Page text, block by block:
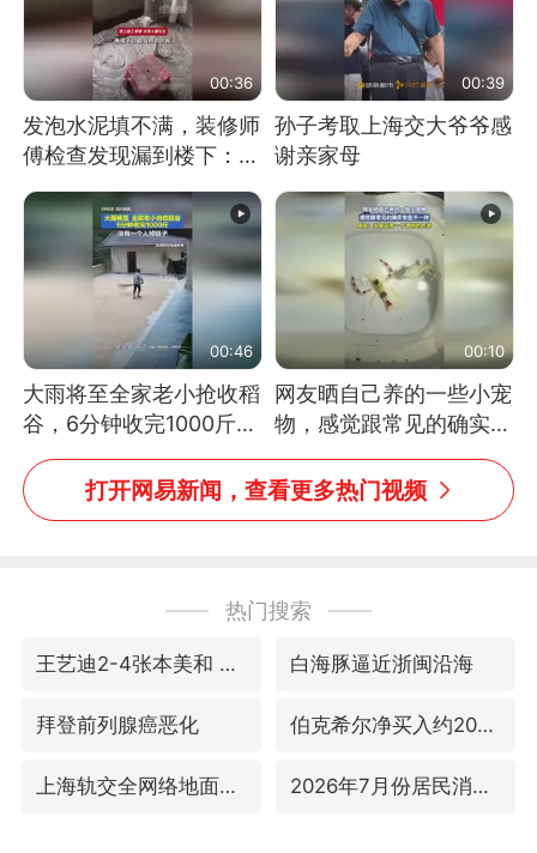
00:36
发泡水泥填不满，装修师
傅检查发现漏到楼下：出
风口未延伸到外墙
00:39
孙子考取上海交大爷爷感
谢亲家母
00:46
大雨将至全家老小抢收稻
谷，6分钟收完1000斤，
没有一个人掉链子
00:10
网友晒自己养的一些小宠
物，感觉跟常见的确实有
些不一样
打开网易新闻，查看更多热门视频
热门搜索
王艺迪2-4张本美和 无缘横滨赛决赛 白海豚逼近浙闽沿海
拜登前列腺癌恶化 伯克希尔净买入约200亿美元股票
上海轨交全网络地面高架区段限速运行 2026年7月份居民消费价格同比上涨0.5%